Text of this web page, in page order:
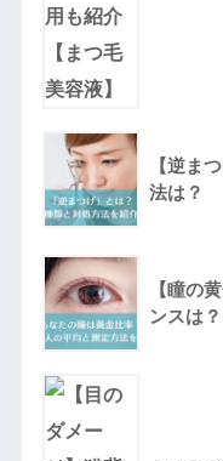
【逆ま
法は？
【瞳の
ンスは？